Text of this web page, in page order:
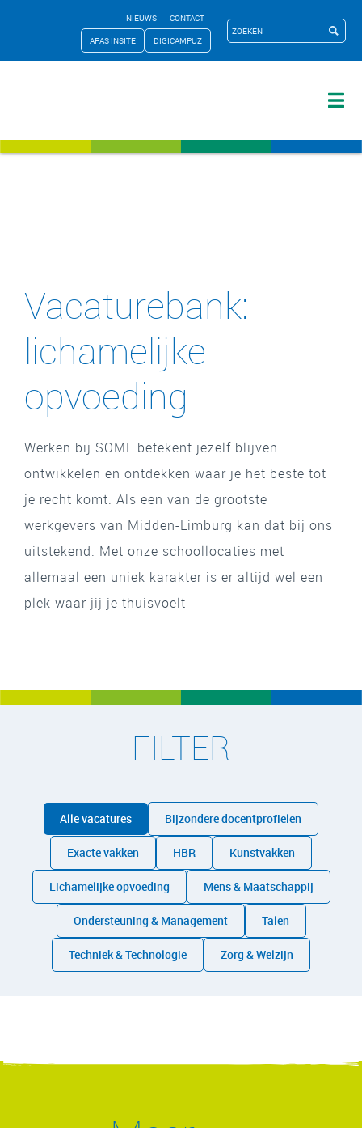
NIEUWS
CONTACT
AFAS INSITE
DIGICAMPUZ
Vacaturebank:
lichamelijke
opvoeding
Werken bij SOML betekent jezelf blijven
ontwikkelen en ontdekken waar je het beste tot
je recht komt. Als een van de grootste
werkgevers van Midden-Limburg kan dat bij ons
uitstekend. Met onze schoollocaties met
allemaal een uniek karakter is er altijd wel een
plek waar jij je thuisvoelt
FILTER
Alle vacatures Bijzondere docentprofielen
Exacte vakken HBR Kunstvakken
Lichamelijke opvoeding Mens & Maatschappij
Ondersteuning & Management Talen
Techniek & Technologie Zorg & Welzijn